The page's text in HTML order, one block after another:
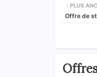
PLUS
Offre de